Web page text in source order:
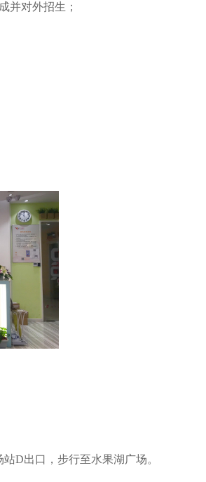
并对外招生；
D出口，步行至水果湖广场。